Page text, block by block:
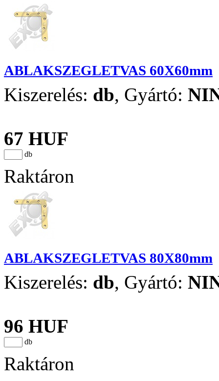
ABLAKSZEGLETVAS 60X60mm
Kiszerelés: db, Gyártó:
67 HUF
db
Raktáron
ABLAKSZEGLETVAS 80X80mm
Kiszerelés: db, Gyártó:
96 HUF
db
Raktáron